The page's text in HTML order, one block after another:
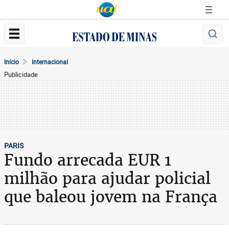
Início Internacional
Publicidade
PARIS
Fundo arrecada EUR 1
milhão para ajudar policial
que baleou jovem na França